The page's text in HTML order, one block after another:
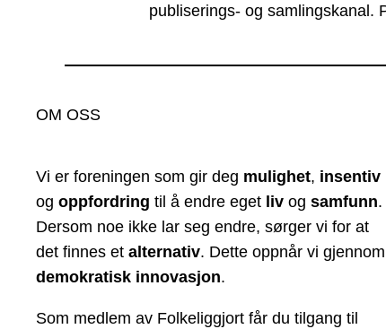
publiserings- og samlingskanal.
OM OSS
Vi er foreningen som gir deg mulighet, insentiv
og oppfordring til å endre eget liv og samfunn.
Dersom noe ikke lar seg endre, sørger vi for at
det finnes et alternativ. Dette oppnår vi gjennom
demokratisk innovasjon.
Som medlem av Folkeliggjort får du tilgang til